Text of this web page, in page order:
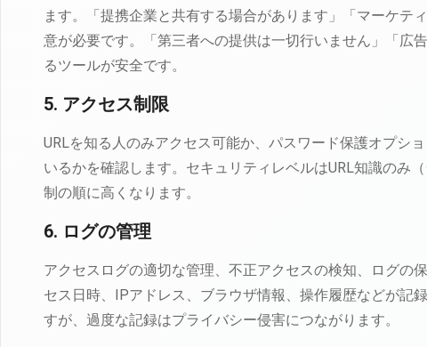
ます。「提携企業と共有する場合があります」「マーケテ
意が必要です。「第三者への提供は一切行いません」「広
るツールが安全です。
5. アクセス制限
URLを知る人のみアクセス可能か、パスワード保護オプシ
いるかを確認します。セキュリティレベルはURL知識のみ
制の順に高くなります。
6. ログの管理
アクセスログの適切な管理、不正アクセスの検知、ログの
セス日時、IPアドレス、ブラウザ情報、操作履歴などが記
すが、過度な記録はプライバシー侵害につながります。